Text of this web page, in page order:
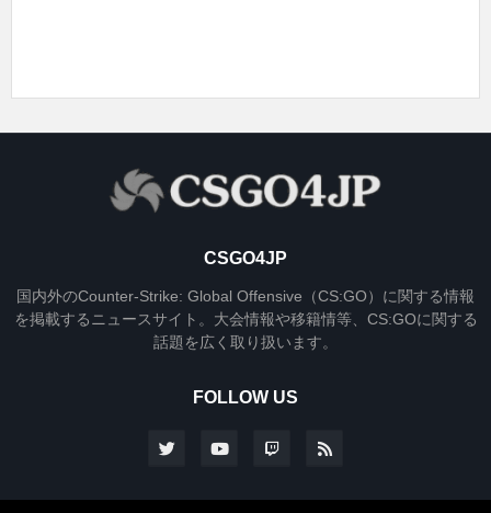
CSGO4JP
国内外のCounter-Strike: Global Offensive（CS:GO）に関する情報
を掲載するニュースサイト。大会情報や移籍情等、CS:GOに関する
話題を広く取り扱います。
FOLLOW US